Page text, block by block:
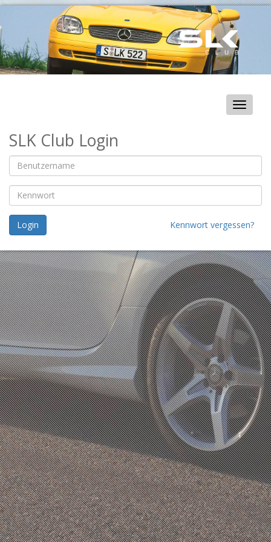
Toggle
SLK Club Login
Kennwort vergessen?
Login